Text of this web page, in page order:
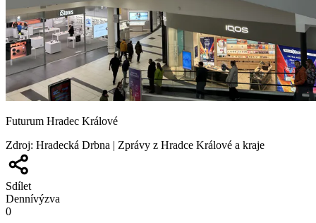
Futurum Hradec Králové
Zdroj: Hradecká Drbna | Zprávy z Hradce Králové a kraje
Sdílet
Dennívýzva
0